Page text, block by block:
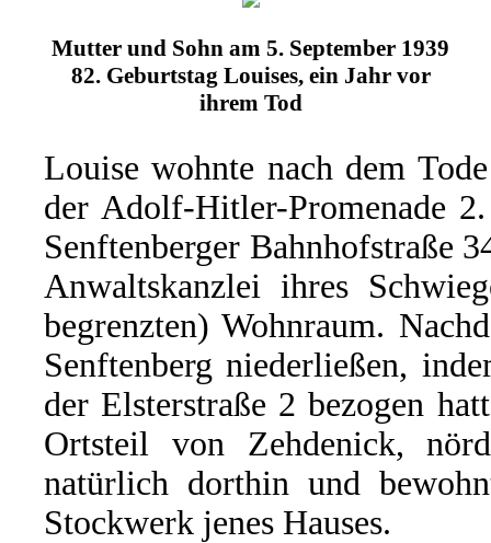
Mutter und Sohn am 5. September 1939
82. Geburtstag Louises, ein Jahr vor
ihrem Tod
Louise wohnte nach dem
der Adolf-Hitler-Promenade
Senftenberger Bahnhofstraße
Anwaltskanzlei ihres
begrenzten) Wohnraum.
Senftenberg niederließen,
der Elsterstraße 2 bezogen
Ortsteil von Zehdenick,
natürlich dorthin und
Stockwerk jenes Hauses.